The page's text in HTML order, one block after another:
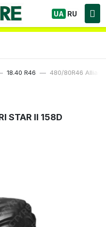
вибір Шин, швидка
Україні!
UA RU
18.40 R46 480/80R46
STAR II 158D